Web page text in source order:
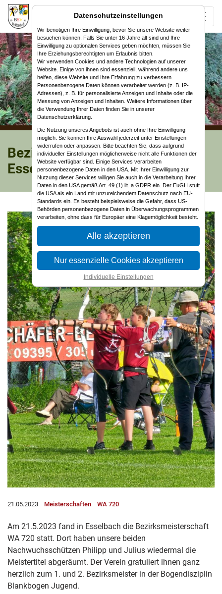
Bezirksmeisterschaft WA 720 in
Esselbach
21.05.2023 Meisterschaften WA 720
Am 21.5.2023 fand in Esselbach die Bezirksmeisterschaft
WA 720 statt. Dort haben unsere beiden
Nachwuchsschützen Philipp und Julius wiedermal die
Meistertitel abgeräumt. Der Verein gratuliert ihnen ganz
herzlich zum 1. und 2. Bezirksmeister in der Bogendisziplin
Blankbogen Jugend.
Datenschutzeinstellungen
Wir benötigen Ihre Einwilligung, bevor Sie unsere Website weiter
besuchen können. Falls Sie unter 16 Jahre alt sind und Ihre
Einwilligung zu optionalen Services geben möchten, müssen Sie
Ihre Erziehungsberechtigten um Erlaubnis bitten.
Wir verwenden Cookies und andere Technologien auf unserer
Website. Einige von ihnen sind essenziell, während andere uns
helfen, diese Website und Ihre Erfahrung zu verbessern.
Personenbezogene Daten können verarbeitet werden (z. B. IP-
Adressen), z. B. für personalisierte Anzeigen und Inhalte oder die
Messung von Anzeigen und Inhalten. Weitere Informationen über
die Verwendung Ihrer Daten finden Sie in unserer
Datenschutzerklärung.
Die Nutzung unseres Angebots ist auch ohne Ihre Einwilligung
möglich. Sie können Ihre Auswahl jederzeit unter Einstellungen
widerrufen oder anpassen. Bitte beachten Sie, dass aufgrund
individueller Einstellungen möglicherweise nicht alle Funktionen der
Website verfügbar sind. Einige Services verarbeiten
personenbezogene Daten in den USA. Mit Ihrer Einwilligung zur
Nutzung dieser Services willigen Sie auch in die Verarbeitung Ihrer
Daten in den USA gemäß Art. 49 (1) lit. a GDPR ein. Der EuGH stuft
die USA als ein Land mit unzureichendem Datenschutz nach EU-
Standards ein. Es besteht beispielsweise die Gefahr, dass US-
Behörden personenbezogene Daten in Überwachungsprogrammen
verarbeiten, ohne dass für Europäer eine Klagemöglichkeit besteht.
Alle akzeptieren
Nur essenzielle Cookies akzeptieren
Individuelle Einstellungen